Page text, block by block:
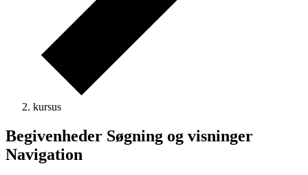
kursus
Begivenheder Søgning og visninger
Navigation